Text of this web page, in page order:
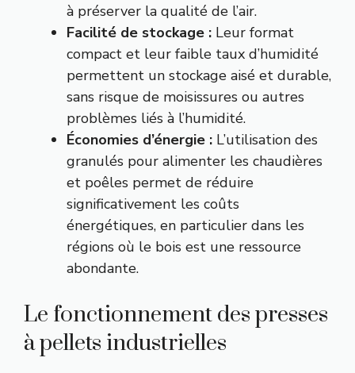
à préserver la qualité de l’air.
Facilité de stockage : Leur format
compact et leur faible taux d’humidité
permettent un stockage aisé et durable,
sans risque de moisissures ou autres
problèmes liés à l’humidité.
Économies d’énergie : L’utilisation des
granulés pour alimenter les chaudières
et poêles permet de réduire
significativement les coûts
énergétiques, en particulier dans les
régions où le bois est une ressource
abondante.
Le fonctionnement des presses
à pellets industrielles